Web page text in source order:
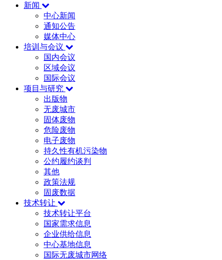
新闻
中心新闻
通知公告
媒体中心
培训与会议
国内会议
区域会议
国际会议
项目与研究
出版物
无废城市
固体废物
危险废物
电子废物
持久性有机污染物
公约履约谈判
其他
政策法规
固废数据
技术转让
技术转让平台
国家需求信息
企业供给信息
中心基地信息
国际无废城市网络